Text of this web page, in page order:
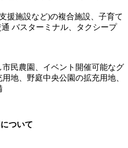
援施設など)の複合施設、子育て
バスターミナル、タクシープ
⺠農園、イベント開催可能なグ
地、野庭中央公園の拡充用地、
ついて